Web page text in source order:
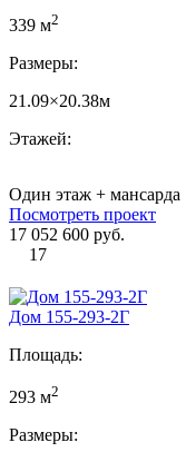
339 м2
Размеры:
21.09×20.38м
Этажей:
Один этаж + мансарда
Посмотреть проект
17 052 600 руб.
17
Дом 155-293-2Г
Площадь:
293 м2
Размеры: